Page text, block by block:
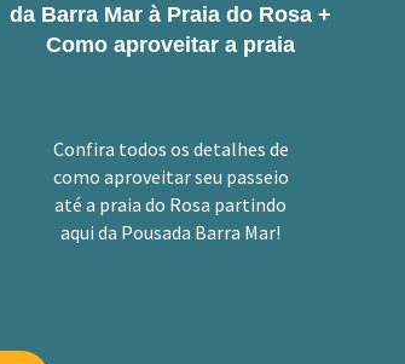
da Barra Mar à Praia do Rosa +
Como aproveitar a praia
Confira todos os detalhes de
como aproveitar seu passeio
até a praia do Rosa partindo
aqui da Pousada Barra Mar!